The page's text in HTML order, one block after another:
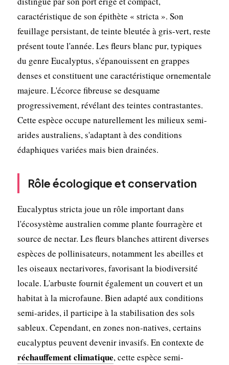
caractéristique de son épithète « stricta ». Son
feuillage persistant, de teinte bleutée à gris-vert, reste
présent toute l'année. Les fleurs blanc pur, typiques
du genre Eucalyptus, s'épanouissent en grappes
denses et constituent une caractéristique ornementale
majeure. L'écorce fibreuse se desquame
progressivement, révélant des teintes contrastantes.
Cette espèce occupe naturellement les milieux semi-
arides australiens, s'adaptant à des conditions
édaphiques variées mais bien drainées.
Rôle écologique et conservation
Eucalyptus stricta joue un rôle important dans
l'écosystème australien comme plante fourragère et
source de nectar. Les fleurs blanches attirent diverses
espèces de pollinisateurs, notamment les abeilles et
les oiseaux nectarivores, favorisant la biodiversité
locale. L'arbuste fournit également un couvert et un
habitat à la microfaune. Bien adapté aux conditions
semi-arides, il participe à la stabilisation des sols
sableux. Cependant, en zones non-natives, certains
eucalyptus peuvent devenir invasifs. En contexte de
réchauffement climatique, cette espèce semi-